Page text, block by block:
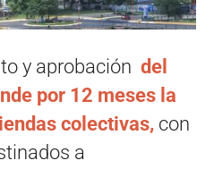
y aprobación del
por 12 meses la
colectivas, con
a